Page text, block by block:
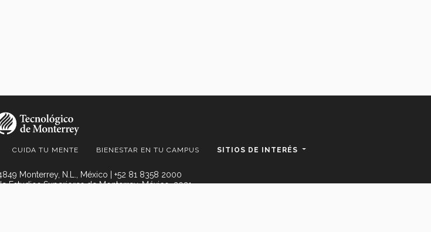
CUIDA TU MENTE BIENESTAR EN TU CAMPUS SITIOS DE INTERÉS
Monterrey, N.L., México | +52 81 8358 2000
Estudios Superiores de Monterrey, México. 2021